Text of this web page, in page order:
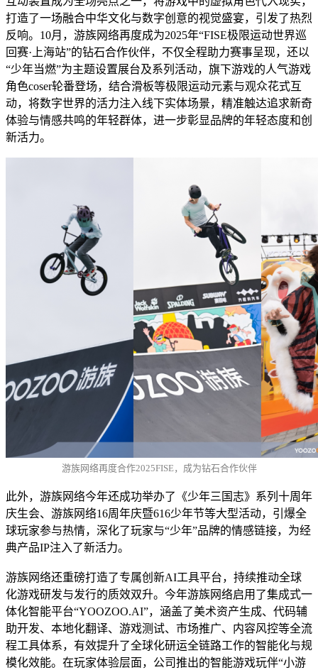
打造了一场融合中华文化与数字创意的视觉盛宴，引发了热烈
反响。10月，游族网络再度成为2025年“FISE极限运动世界巡
回赛·上海站”的钻石合作伙伴，不仅全程助力赛事呈现，还以
“少年当燃”为主题设置展台及系列活动，旗下游戏的人气游戏
角色coser轮番登场，结合滑板等极限运动元素与观众花式互
动，将数字世界的活力注入线下实体场景，精准触达追求新奇
体验与情感共鸣的年轻群体，进一步彰显品牌的年轻态度和创
新活力。
游族网络再度合作2025FISE，成为钻石合作伙伴
此外，游族网络今年还成功举办了《少年三国志》系列十周年
庆生会、游族网络16周年庆暨616少年节等大型活动，引爆全
球玩家参与热情，深化了玩家与“少年”品牌的情感链接，为经
典产品IP注入了新活力。
游族网络还重磅打造了专属创新AI工具平台，持续推动全球
化游戏研发与发行的质效双升。今年游族网络启用了集成式一
体化智能平台“YOOZOO.AI”，涵盖了美术资产生成、代码辅
助开发、本地化翻译、游戏测试、市场推广、内容风控等全流
程工具体系，有效提升了全球化研运全链路工作的智能化与规
模化效能。在玩家体验层面，公司推出的智能游戏玩伴“小游